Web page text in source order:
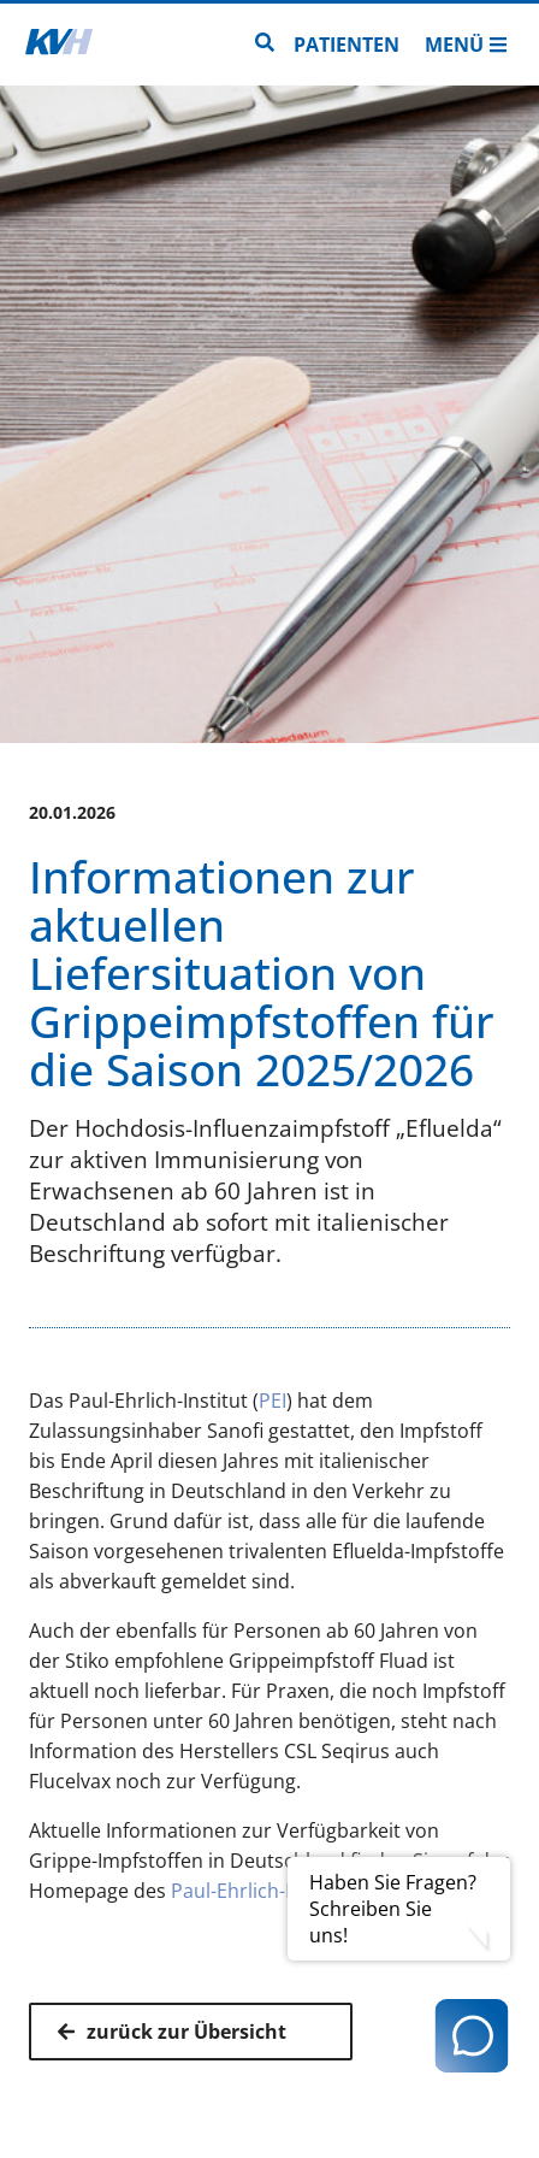
Zur Startseite Zur Seitensuche
PATIENTEN MENÜ
Haben Sie Fragen?
Schreiben Sie
uns!
20.01.2026
Informationen zur
aktuellen
Liefersituation von
Grippeimpfstoffen für
die Saison 2025/2026
Der Hochdosis-Influenzaimpfstoff „Efluelda“
zur aktiven Immunisierung von
Erwachsenen ab 60 Jahren ist in
Deutschland ab sofort mit italienischer
Beschriftung verfügbar.
Das Paul-Ehrlich-Institut (PEI) hat dem
Zulassungsinhaber Sanofi gestattet, den Impfstoff
bis Ende April diesen Jahres mit italienischer
Beschriftung in Deutschland in den Verkehr zu
bringen. Grund dafür ist, dass alle für die laufende
Saison vorgesehenen trivalenten Efluelda-Impfstoffe
als abverkauft gemeldet sind.
Auch der ebenfalls für Personen ab 60 Jahren von
der Stiko empfohlene Grippeimpfstoff Fluad ist
aktuell noch lieferbar. Für Praxen, die noch Impfstoff
für Personen unter 60 Jahren benötigen, steht nach
Information des Herstellers CSL Seqirus auch
Flucelvax noch zur Verfügung.
Aktuelle Informationen zur Verfügbarkeit von
Grippe-Impfstoffen in Deutschland finden Sie auf der
Homepage des Paul-Ehrlich-Instituts.
zurück zur Übersicht